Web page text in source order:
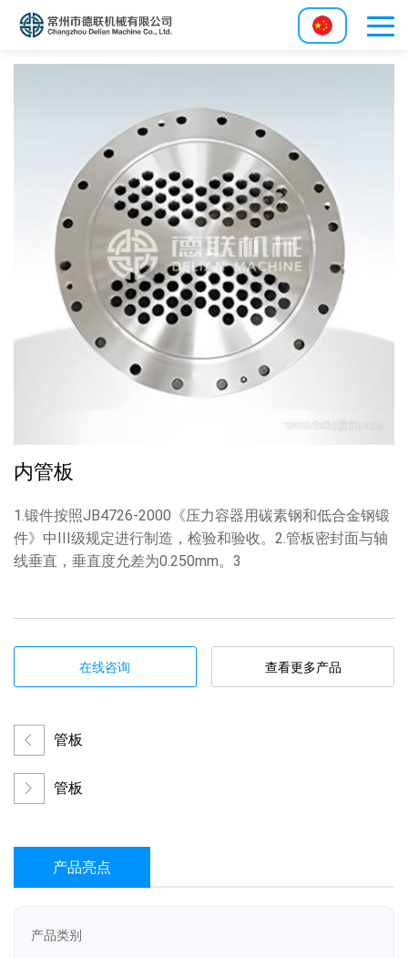
内管板
1.锻件按照JB4726-2000《压力容器用碳素钢和低合金钢锻
件》中III级规定进行制造，检验和验收。2.管板密封面与轴
线垂直，垂直度允差为0.250mm。3
在线咨询 查看更多产品
管板
管板
产品亮点
产品类别